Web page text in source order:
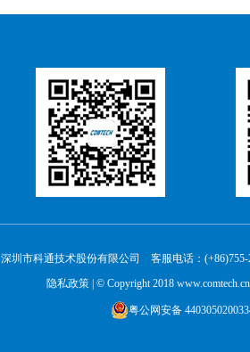
深圳市科通技术股份有限公司 客服电话：(+86)755-
隐私政策 | © Copyright 2018 www.comtech.cn |
粤公网安备